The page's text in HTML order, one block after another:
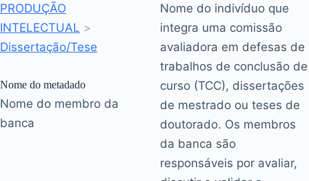
PRODUÇÃO
INTELECTUAL >
Dissertação/Tese
Nome do metadado
Nome do membro da
banca
Nome do indivíduo que
integra uma comissão
avaliadora em defesas de
trabalhos de conclusão de
curso (TCC), dissertações
de mestrado ou teses de
doutorado. Os membros
da banca são
responsáveis por avaliar,